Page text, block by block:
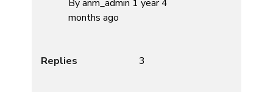
Byanm_admin 1 year 4
months ago
Replies 3